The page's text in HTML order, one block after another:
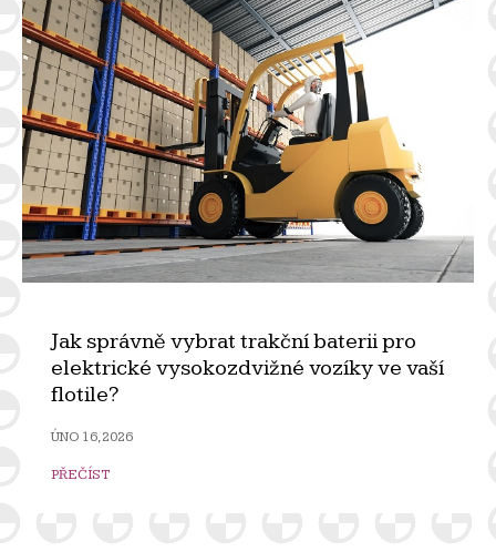
Jak správně vybrat trakční baterii pro
elektrické vysokozdvižné vozíky ve vaší
flotile?
ÚNO 16, 2026
PŘEČÍST